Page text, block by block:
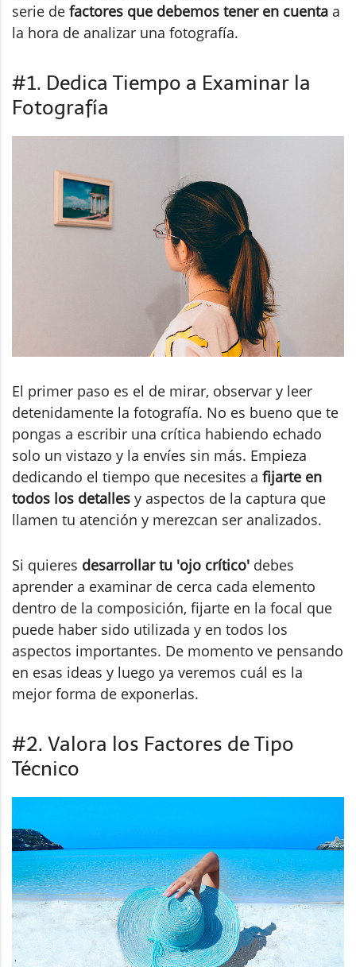
serie de factores que debemos tener en cuenta a
la hora de analizar una fotografía.
#1. Dedica Tiempo a Examinar la
Fotografía
El primer paso es el de mirar, observar y leer
detenidamente la fotografía. No es bueno que te
pongas a escribir una crítica habiendo echado
solo un vistazo y la envíes sin más. Empieza
dedicando el tiempo que necesites a fijarte en
todos los detalles y aspectos de la captura que
llamen tu atención y merezcan ser analizados.
Si quieres desarrollar tu 'ojo crítico' debes
aprender a examinar de cerca cada elemento
dentro de la composición, fijarte en la focal que
puede haber sido utilizada y en todos los
aspectos importantes. De momento ve pensando
en esas ideas y luego ya veremos cuál es la
mejor forma de exponerlas.
#2. Valora los Factores de Tipo
Técnico